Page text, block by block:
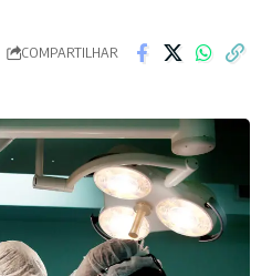
COMPARTILHAR